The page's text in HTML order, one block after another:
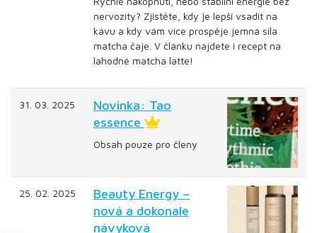
nervozity? Zjistěte, kdy je lepší vsadit na
kávu a kdy vám více prospěje jemná síla
matcha čaje. V článku najdete i recept na
lahodné matcha latte!
31. 03. 2025
Novinka: Tao
essence
Obsah pouze pro členy
25. 02. 2025
Beauty Energy –
nová a dokonale
návyková